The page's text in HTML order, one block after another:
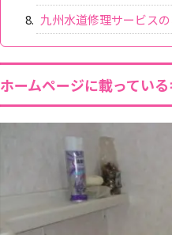
九州水道修理サービス
ホームページに載ってい